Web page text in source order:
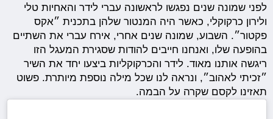
לפני שמונה שנים נפגשו לראשונה עברי לידר והאחיות טלי
ולירון כרקוקלי, כאשר היה המנטור שלהן בתכנית ״אקס
פקטור״. השבוע, שמונה שנים אחרי, אירח עברי את השתיים
בהופעה שלו, ואנחנו חייבים להודות שסגירת המעגל הזו
ריגשה אותנו מאוד. לידר והכרקוקליות ביצעו יחד את השיר
״זכיתי לאהוב״, ונראה לנו שכל מילה נוספת מיותרת. פשוט
תאזינו לקסם שקרה על הבמה.